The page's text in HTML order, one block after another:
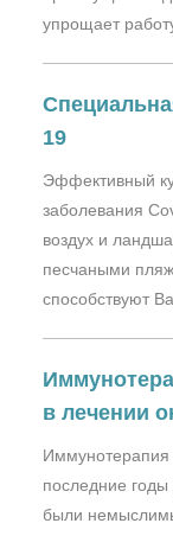
упрощает
19
Эффективный
заболевания
воздух и
песчаными
способствуют
в лечении
Иммунотерапия
последние
были